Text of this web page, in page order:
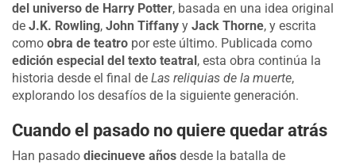
del universo de Harry Potter, basada en una idea original
de J.K. Rowling, John Tiffany y Jack Thorne, y escrita
como obra de teatro por este último. Publicada como
edición especial del texto teatral , esta obra continúa la
historia desde el final de Las reliquias de la muerte,
explorando los desafíos de la siguiente generación.
Cuando el pasado no quiere quedar atrás
Han pasado diecinueve años desde la batalla de